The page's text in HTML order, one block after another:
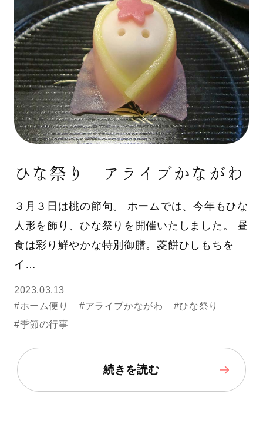
ひな祭り アライブかながわ
３月３日は桃の節句。 ホームでは、今年もひな
人形を飾り、ひな祭りを開催いたしました。 昼
食は彩り鮮やかな特別御膳。菱餅ひしもちを
イ…
2023.03.13
#ホーム便り
#アライブかながわ
#ひな祭り
#季節の行事
続きを読む